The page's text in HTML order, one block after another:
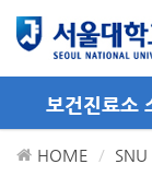
메뉴 바로가기
컨텐츠 바로가기
보건진료소
HOME SNU